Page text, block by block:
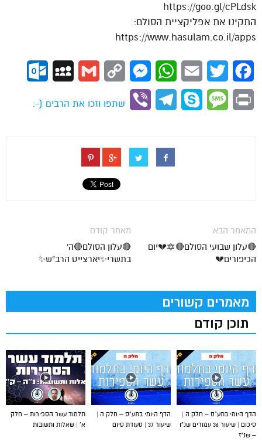
https://goo.gl/cPLdsk
התקינו את אפליקציית הסולם:
https://www.hasulam.co.il/apps
Facebook
Twitter
Email
WhatsApp
Messenger
Copy
Gmail
MySpace
Print
Message
Skype
Telegram
Viber
שתפו וזכו את הרבים (-:
מאמר קודם
🔴עלון הסולם🔴ה'
בתשרי✨יארצייט הרב"ש✨
המאמר הבא
🔴עלון שבועי הסולם🔴🔯💔יום
הכיפורים💔
מאמרים קשורים
תוכן קודם
תלמוד עשר הספירות – חלק
א’ | שאלות ותשובות
הדף היומי בתע”ס – חלק ה |
שיעור 37 | סעודת סיום
הדף היומי בתע”ס – חלק ה |
סיכום | שיעור 36 עמודים שנ”ו
– שנ”ז